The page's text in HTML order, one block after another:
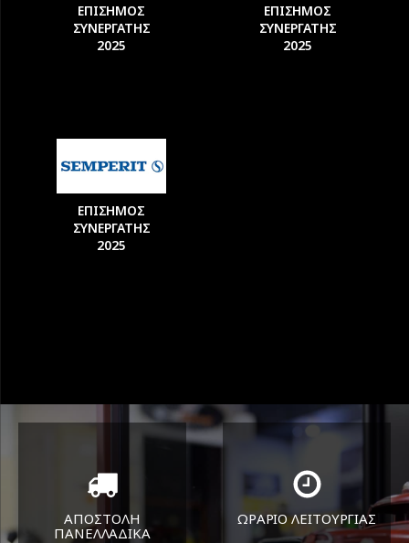
ΕΠΙΣΗΜΟΣ
ΣΥΝΕΡΓΑΤΗΣ
2025
ΕΠΙΣΗΜΟΣ
ΣΥΝΕΡΓΑΤΗΣ
2025
ΕΠΙΣΗΜΟΣ
ΣΥΝΕΡΓΑΤΗΣ
2025
ΑΠΟΣΤΟΛΗ
ΠΑΝΕΛΛΑΔΙΚA
ΩΡΑΡΙΟ ΛΕΙΤΟΥΡΓΙΑΣ